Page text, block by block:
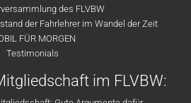
des FLVBW
der Fahrlehrer im Wandel der Zeit
FÜR MORGEN
Testimonials
im FLVBW: